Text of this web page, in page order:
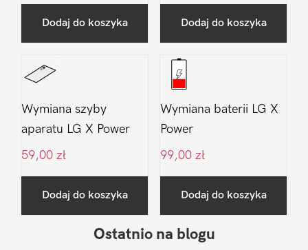
Dodaj do koszyka Dodaj do koszyka
Wymiana szyby
aparatu LG X Power
59,00 zł
Dodaj do koszyka
Wymiana baterii LG X
Power
99,00 zł
Dodaj do koszyka
Ostatnio na blogu